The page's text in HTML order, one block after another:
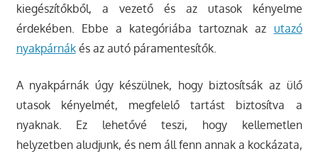
kiegészítőkből, a vezető és az utasok kényelme
érdekében.
Ebbe a kategóriába tartoznak az utazó
nyakpárnákés az autó páramentesítők.
A nyakpárnák úgy készülnek, hogy biztosítsák az ülő
utasok kényelmét, megfelelő tartást biztosítva a
nyaknak. Ez lehetővé teszi, hogy kellemetlen
helyzetben aludjunk, és nem áll fenn annak a kockázata,